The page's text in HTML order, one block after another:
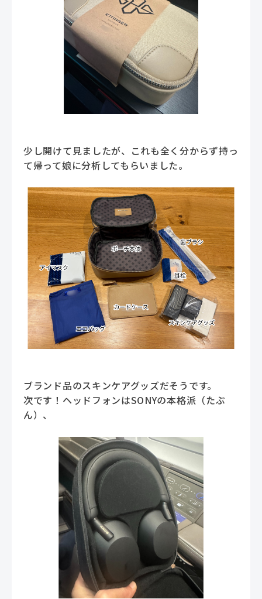
少し開けて見ましたが、これも全く分からず持っ
て帰って娘に分析してもらいました。
ブランド品のスキンケアグッズだそうです。
次です！ヘッドフォンはSONYの本格派（たぶ
ん）、